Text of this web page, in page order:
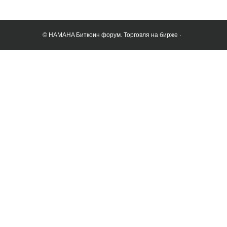
© HAMAHA Биткоин форум. Торговля на бирже ·